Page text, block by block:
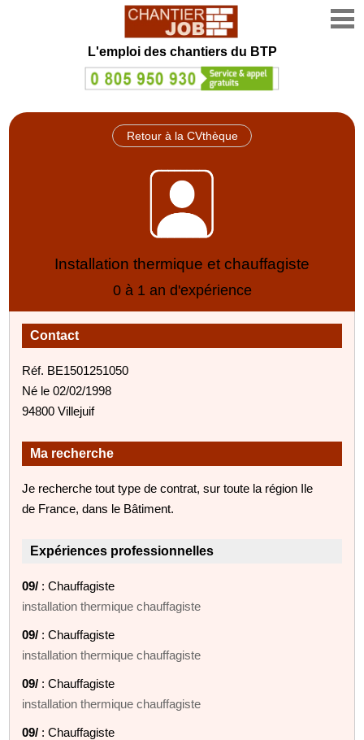
L'emploi des chantiers du BTP
Retour à la CVthèque
Installation thermique et chauffagiste
0 à 1 an d'expérience
Contact
Réf. BE1501251050
Né le 02/02/1998
94800 Villejuif
Ma recherche
Je recherche tout type de contrat, sur toute la région Ile
de France, dans le Bâtiment.
Expériences professionnelles
09/ : Chauffagiste
installation thermique chauffagiste
09/ : Chauffagiste
installation thermique chauffagiste
09/ : Chauffagiste
installation thermique chauffagiste
09/ : Chauffagiste